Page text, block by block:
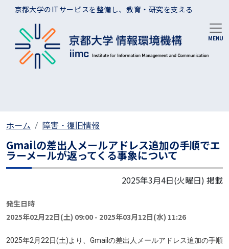
メインコンテンツに移動
京都大学のITサービスを整備し、教育・研究を支える
ホーム 障害・復旧情報
Gmailの差出人メールアドレス追加の手順でエ
ラーメールが返ってくる事象について
2025年3月4日(火曜日) 掲載
発生日時
2025年02月22日(土) 09:00 - 2025年03月12日(水) 11:26
2025年2月22日(土)より、Gmailの差出人メールアドレス追加の手順